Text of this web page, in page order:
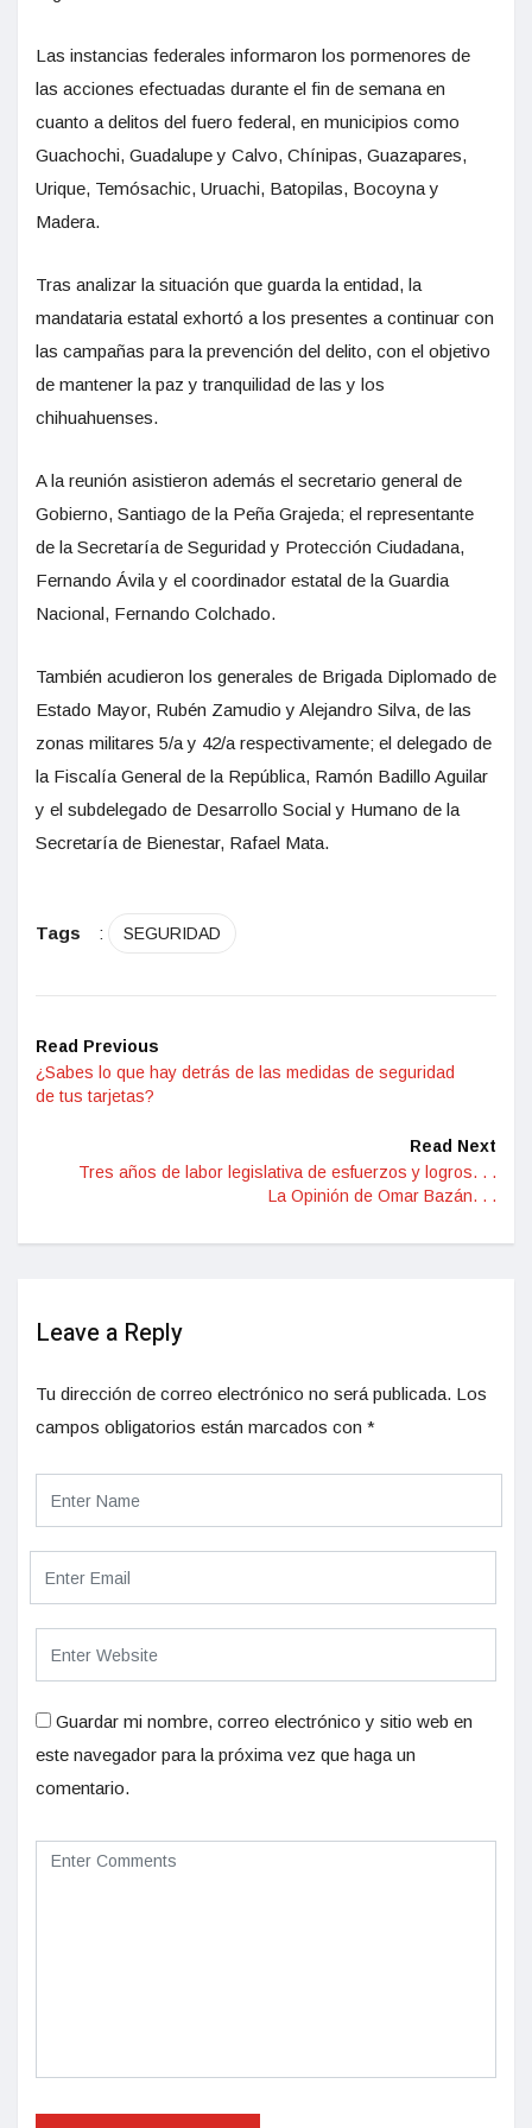
Las instancias federales informaron los pormenores de
las acciones efectuadas durante el fin de semana en
cuanto a delitos del fuero federal, en municipios como
Guachochi, Guadalupe y Calvo, Chínipas, Guazapares,
Urique, Temósachic, Uruachi, Batopilas, Bocoyna y
Madera.
Tras analizar la situación que guarda la entidad, la
mandataria estatal exhortó a los presentes a continuar con
las campañas para la prevención del delito, con el objetivo
de mantener la paz y tranquilidad de las y los
chihuahuenses.
A la reunión asistieron además el secretario general de
Gobierno, Santiago de la Peña Grajeda; el representante
de la Secretaría de Seguridad y Protección Ciudadana,
Fernando Ávila y el coordinador estatal de la Guardia
Nacional, Fernando Colchado.
También acudieron los generales de Brigada Diplomado de
Estado Mayor, Rubén Zamudio y Alejandro Silva, de las
zonas militares 5/a y 42/a respectivamente; el delegado de
la Fiscalía General de la República, Ramón Badillo Aguilar
y el subdelegado de Desarrollo Social y Humano de la
Secretaría de Bienestar, Rafael Mata.
Tags : SEGURIDAD
Read Previous
¿Sabes lo que hay detrás de las medidas de seguridad
de tus tarjetas?
Read Next
Tres años de labor legislativa de esfuerzos y logros. . .
La Opinión de Omar Bazán. . .
Leave a Reply
Tu dirección de correo electrónico no será publicada. Los
campos obligatorios están marcados con *
Guardar mi nombre, correo electrónico y sitio web en
este navegador para la próxima vez que haga un
comentario.